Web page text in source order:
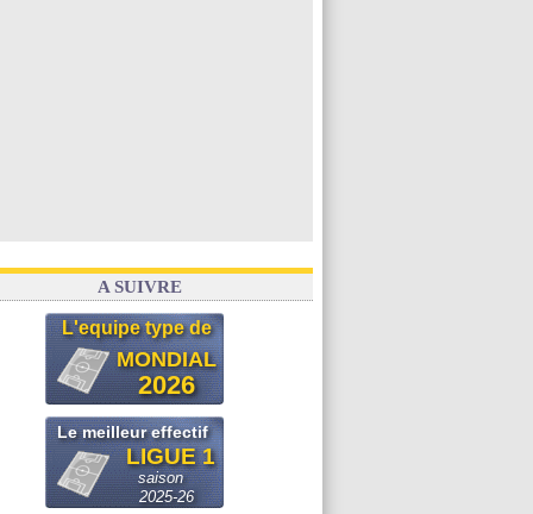
A SUIVRE
L'equipe type de
MONDIAL
2026
Le meilleur effectif
LIGUE 1
saison
2025-26